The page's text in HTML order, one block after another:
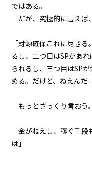
ではある。
だが、究極的に言えば
「財源確保――これに尽き
るし、二つ目はSPがあ
られるし、三つ目はSP
める。――だけど、ねえんだ」
もっとざっくり言おう。
「金がねえし、稼ぐ手
は」